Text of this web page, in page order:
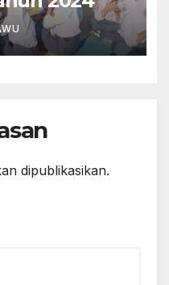
dipublikasikan.